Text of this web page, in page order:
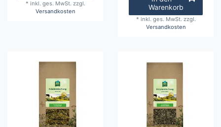
* inkl. ges. MwSt. zzgl.
Versandkosten
Warenkorb
* inkl. ges. MwSt. zzgl.
Versandkosten